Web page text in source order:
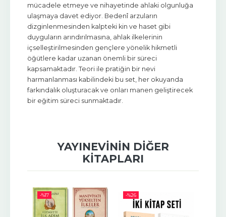
mücadele etmeye ve nihayetinde ahlaki olgunluğa
ulaşmaya davet ediyor. Bedenî arzuların
dizginlenmesinden kalpteki kin ve haset gibi
duyguların arındırılmasına, ahlak ilkelerinin
içselleştirilmesinden gençlere yönelik hikmetli
öğütlere kadar uzanan önemli bir süreci
kapsamaktadır. Teori ile pratiğin bir nevi
harmanlanması kabilindeki bu set, her okuyanda
farkındalık oluşturacak ve onları manen geliştirecek
bir eğitim süreci sunmaktadır.
YAYINEVININ DIĞER
KITAPLARI
-% 26